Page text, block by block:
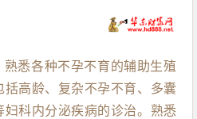
悉各种不孕不育的辅助生殖
高龄、复杂不孕不育、 多囊
妇科内分泌疾病的诊治。熟悉